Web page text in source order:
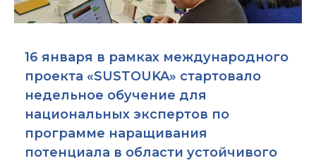
16 января в рамках международного
проекта «SUSTOUKA» стартовало
недельное обучение для
национальных экспертов по
программе наращивания
потенциала в области устойчивого